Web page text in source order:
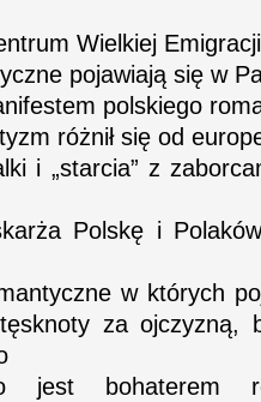
Wielkiej
pojawiają się w
polskiego
różnił się od
i „starcia” z
Polskę i
w których
za ojczyzną,
jest bohaterem